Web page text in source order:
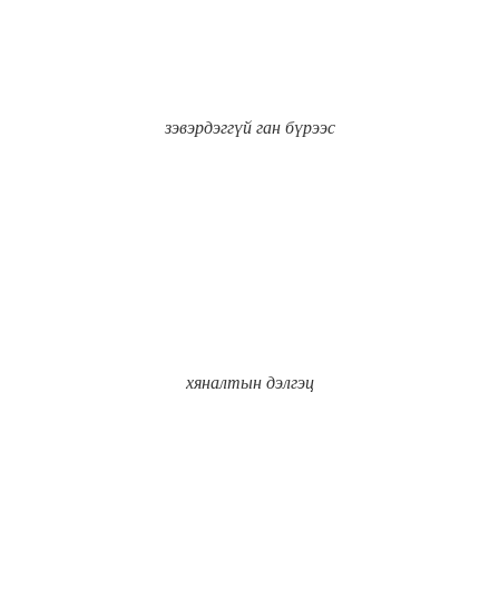
зэвэрдэггүй ган бүрээс
хяналтын дэлгэц